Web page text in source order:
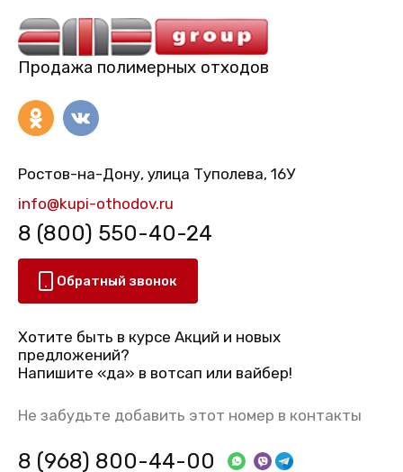
Продажа полимерных отходов
Ростов-на-Дону, улица Туполева, 16У
info@kupi-othodov.ru
8 (800) 550-40-24
Обратный звонок
Хотите быть в курсе Акций и новых
предложений?
Напишите «да» в вотсап или вайбер!
Не забудьте добавить этот номер в контакты
8 (968) 800-44-00